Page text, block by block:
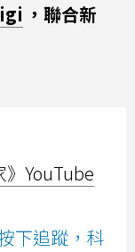
，聯合新
YouTube
下追蹤，科